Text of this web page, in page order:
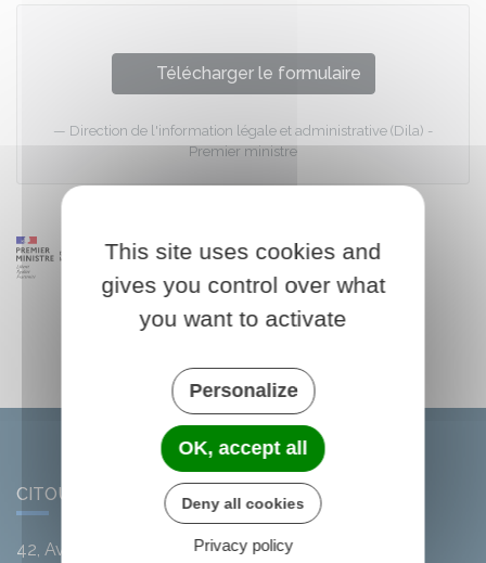
Télécharger le formulaire
Direction de l'information légale et administrative (Dila) -
Premier ministre
CITOU
42, Avenue de l'Argent-Double
This site uses cookies and
gives you control over what
you want to activate
Personalize
OK, accept all
Deny all cookies
Privacy policy